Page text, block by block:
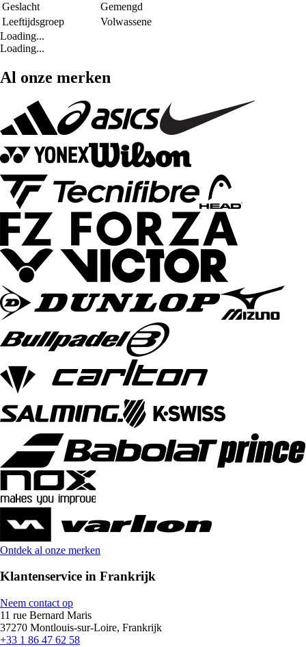
Geslacht
Gemengd
Leeftijdsgroep
Volwassene
Loading...
Loading...
Al onze merken
Ontdek al onze merken
Klantenservice in Frankrijk
Neem contact op
11 rue Bernard Maris
37270 Montlouis-sur-Loire, Frankrijk
+33 1 86 47 62 58